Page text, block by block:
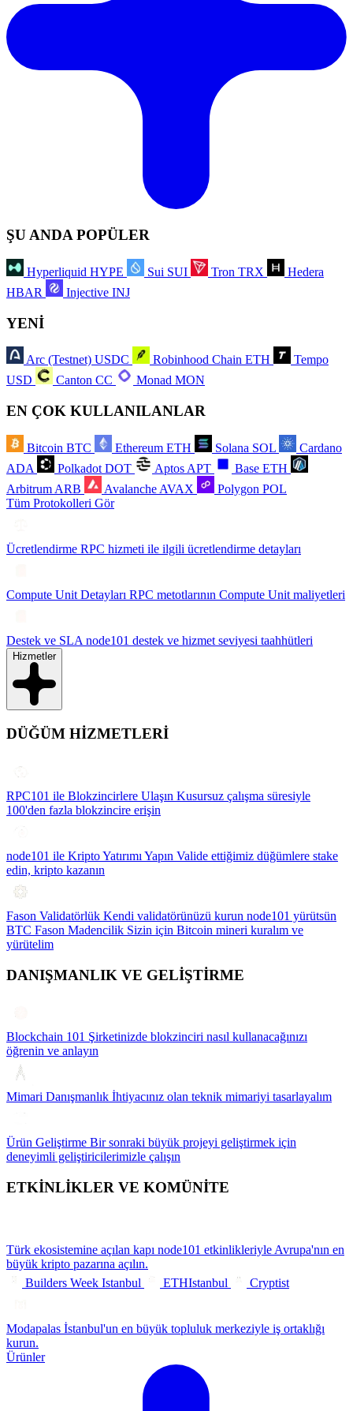
ŞU ANDA POPÜLER
Hyperliquid HYPE Sui SUI Tron TRX
Hedera
HBAR
Injective INJ
YENİ
Arc (Testnet) USDC Robinhood Chain ETH
Tempo
USD
Canton CC Monad MON
EN ÇOK KULLANILANLAR
Bitcoin BTC Ethereum ETH Solana SOL
Cardano
ADA
Polkadot DOT Aptos APT Base ETH
Arbitrum ARB Avalanche AVAX Polygon POL
Tüm Protokolleri Gör
Ücretlendirme RPC hizmeti ile ilgili ücretlendirme detayları
Compute Unit Detayları RPC metotlarının Compute Unit maliyetleri
Destek ve SLA node101 destek ve hizmet seviyesi taahhütleri
Hizmetler
DÜĞÜM HİZMETLERİ
RPC101 ile Blokzincirlere Ulaşın Kusursuz çalışma süresiyle
100'den fazla blokzincire erişin
node101 ile Kripto Yatırımı Yapın Valide ettiğimiz düğümlere stake
edin, kripto kazanın
Fason Validatörlük Kendi validatörünüzü kurun node101 yürütsün
BTC Fason Madencilik Sizin için Bitcoin mineri kuralım ve
yürütelim
DANIŞMANLIK VE GELİŞTİRME
Blockchain 101 Şirketinizde blokzinciri nasıl kullanacağınızı
öğrenin ve anlayın
Mimari Danışmanlık İhtiyacınız olan teknik mimariyi tasarlayalım
Ürün Geliştirme Bir sonraki büyük projeyi geliştirmek için
deneyimli geliştiricilerimizle çalışın
ETKİNLİKLER VE KOMÜNİTE
Türk ekosistemine açılan kapı node101 etkinlikleriyle Avrupa'nın en
büyük kripto pazarına açılın.
Builders Week Istanbul
ETHIstanbul Cryptist
Modapalas İstanbul'un en büyük topluluk merkeziyle iş ortaklığı
kurun.
Ürünler